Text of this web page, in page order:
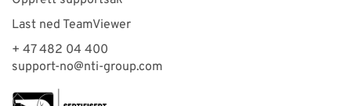
Last ned TeamViewer
+ 47 482 04 400
support-no@nti-group.com